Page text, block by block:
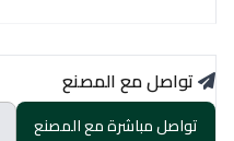
تواصل مع المصنع
تواصل مباشرة مع المصنع